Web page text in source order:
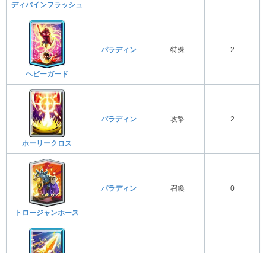
ディバインフラッシュ
ヘビーガード
パラディン 特殊 2
ホーリークロス
パラディン 攻撃 2
トロージャンホース
パラディン 召喚 0